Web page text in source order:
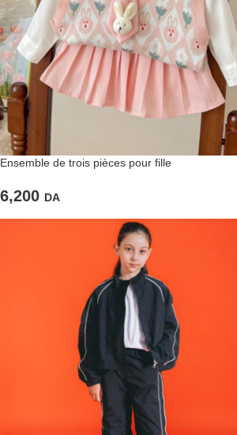
Ensemble de trois pièces pour fille
6,200 DA